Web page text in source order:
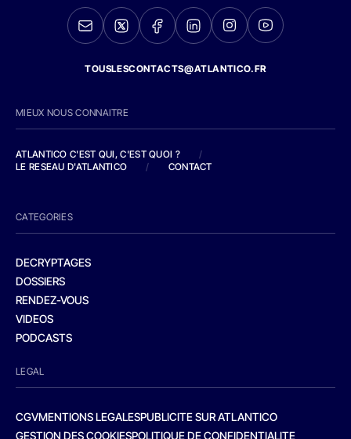
TOUSLESCONTACTS@ATLANTICO.FR
MIEUX NOUS CONNAITRE
ATLANTICO C'EST QUI, C'EST QUOI ?
/
LE RESEAU D'ATLANTICO
/ CONTACT
CATEGORIES
DECRYPTAGES
DOSSIERS
RENDEZ-VOUS
VIDEOS
PODCASTS
LEGAL
CGVMENTIONS LEGALESPUBLICITE SUR ATLANTICO
GESTION DES COOKIESPOLITIQUE DE CONFIDENTIALITE